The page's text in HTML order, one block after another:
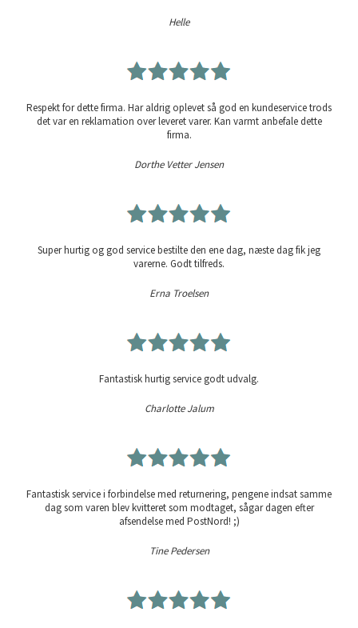
Helle
Respekt for dette firma. Har aldrig oplevet så god en kundeservice trods
det var en reklamation over leveret varer. Kan varmt anbefale dette
firma.
Dorthe Vetter Jensen
Super hurtig og god service bestilte den ene dag, næste dag fik jeg
varerne. Godt tilfreds.
Erna Troelsen
Fantastisk hurtig service godt udvalg.
Charlotte Jalum
Fantastisk service i forbindelse med returnering, pengene indsat samme
dag som varen blev kvitteret som modtaget, sågar dagen efter
afsendelse med PostNord! ;)
Tine Pedersen